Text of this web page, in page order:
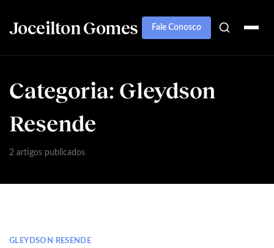
Joceilton Gomes Fale Conosco
Categoria: Gleydson
Resende
2 artigos publicados
GLEYDSON RESENDE